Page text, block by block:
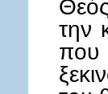
την
που